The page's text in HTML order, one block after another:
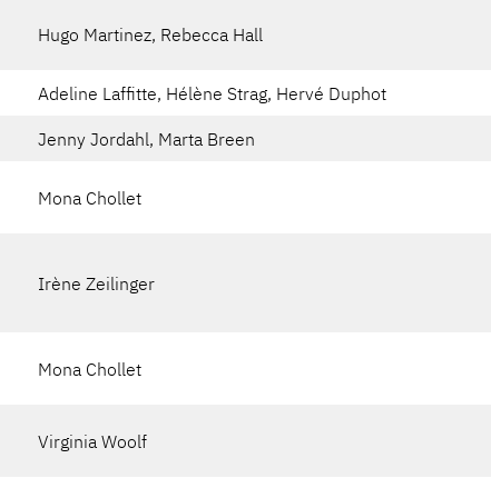
Hugo Martinez, Rebecca Hall
Adeline Laffitte, Hélène Strag, Hervé Duphot
Jenny Jordahl, Marta Breen
Mona Chollet
Irène Zeilinger
Mona Chollet
Virginia Woolf